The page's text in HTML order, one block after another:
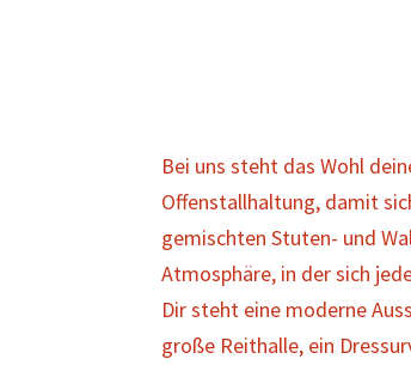
Bei uns steht das Wohl
Offenstallhaltung, damit
gemischten Stuten- und
Atmosphäre, in der sich
Dir steht eine moderne
große Reithalle, ein